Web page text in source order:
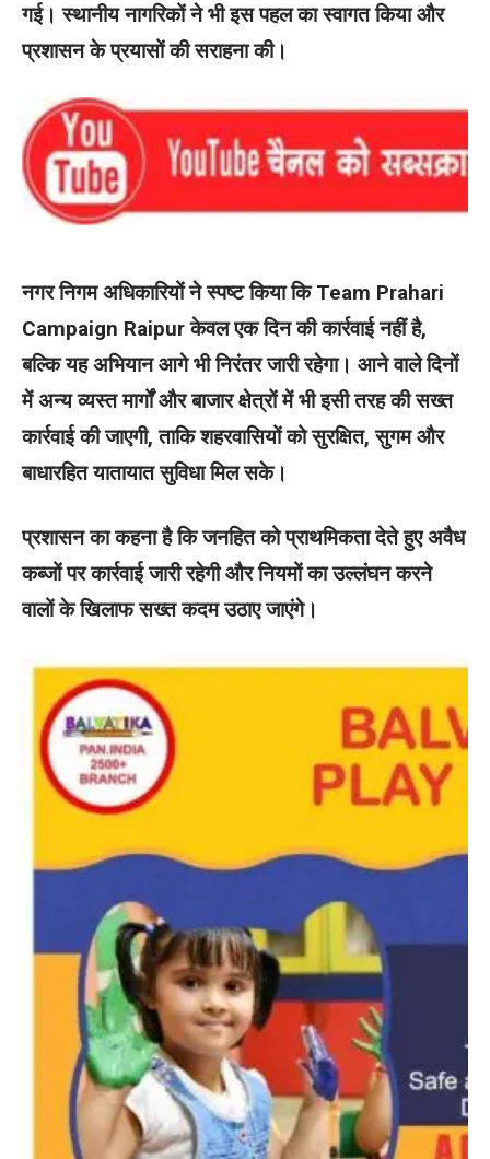
गई। स्थानीय नागरिकों ने भी इस पहल का स्वागत किया और
प्रशासन के प्रयासों की सराहना की।
नगर निगम अधिकारियों ने स्पष्ट किया कि Team Prahari
Campaign Raipur केवल एक दिन की कार्रवाई नहीं है,
बल्कि यह अभियान आगे भी निरंतर जारी रहेगा। आने वाले दिनों
में अन्य व्यस्त मार्गों और बाजार क्षेत्रों में भी इसी तरह की सख्त
कार्रवाई की जाएगी, ताकि शहरवासियों को सुरक्षित, सुगम और
बाधारहित यातायात सुविधा मिल सके।
प्रशासन का कहना है कि जनहित को प्राथमिकता देते हुए अवैध
कब्जों पर कार्रवाई जारी रहेगी और नियमों का उल्लंघन करने
वालों के खिलाफ सख्त कदम उठाए जाएंगे।